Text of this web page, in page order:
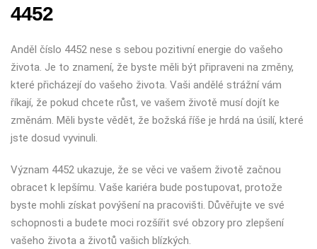
4452
Anděl číslo 4452 nese s sebou pozitivní energie do vašeho
života. Je to znamení, že byste měli být připraveni na změny,
které přicházejí do vašeho života. Vaši andělé strážní vám
říkají, že pokud chcete růst, ve vašem životě musí dojít ke
změnám. Měli byste vědět, že božská říše je hrdá na úsilí, které
jste dosud vyvinuli.
Význam 4452 ukazuje, že se věci ve vašem životě začnou
obracet k lepšímu. Vaše kariéra bude postupovat, protože
byste mohli získat povýšení na pracovišti. Důvěřujte ve své
schopnosti a budete moci rozšířit své obzory pro zlepšení
vašeho života a životů vašich blízkých.